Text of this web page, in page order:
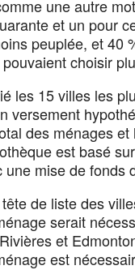
une autre
et un pour
peuplée, et 40
choisir
les 15 villes les
versement
des ménages
est basé
mise de fonds
de liste des
serait
et
est